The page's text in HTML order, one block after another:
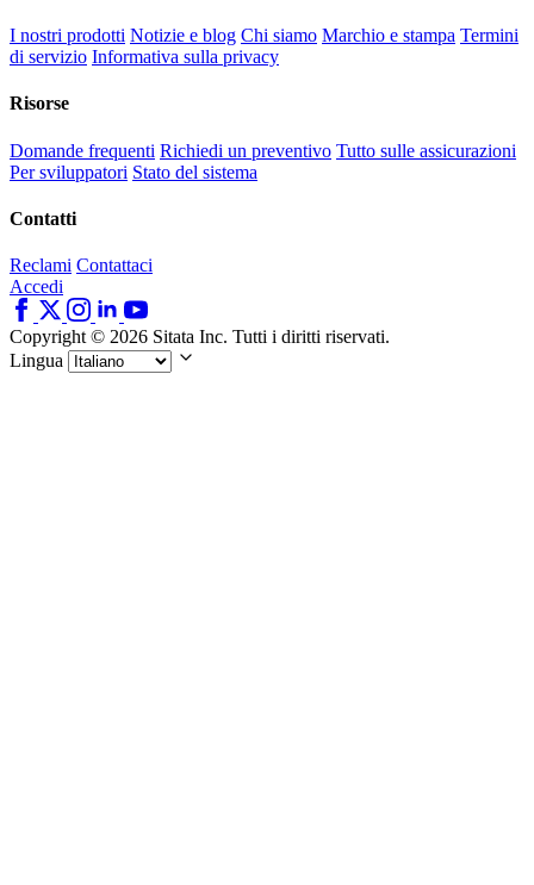
I nostri prodotti Notizie e blog Chi siamo Marchio e stampa Termini
di servizio Informativa sulla privacy
Risorse
Domande frequenti Richiedi un preventivo Tutto sulle assicurazioni
Per sviluppatori Stato del sistema
Contatti
Reclami Contattaci
Accedi
Copyright © 2026 Sitata Inc. Tutti i diritti riservati.
Lingua